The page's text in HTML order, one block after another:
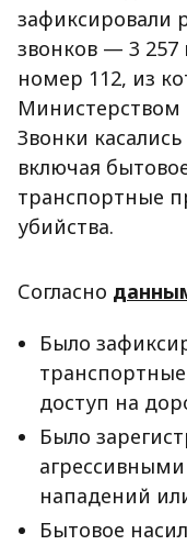
зафиксировали
звонков — 3
номер 112, из
Министерством
Звонки
включая
транспортные
убийства.
Согласно
Было
доступ на
Было
нападений
Бытовое